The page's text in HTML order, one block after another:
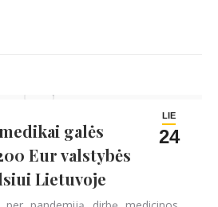
LIE
24
galės
Eur valstybės
Lietuvoje